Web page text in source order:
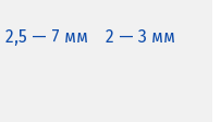
2,5 — 7 мм
2 — 3 мм